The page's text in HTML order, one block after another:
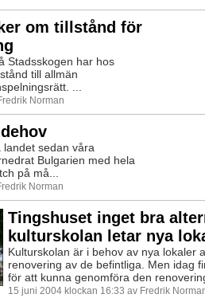
om tillstånd för
Stadsskogen har hos
till allmän
...
Norman
sedan våra
Bulgarien med hela
på må...
Norman
Tingshuset inget bra
kulturskolan letar nya
Kulturskolan är i behov av nya lokaler
renovering av de befintliga. Men idag
för att kunna genomföra den
15 juni 2004 klockan 16:33 av Fredrik